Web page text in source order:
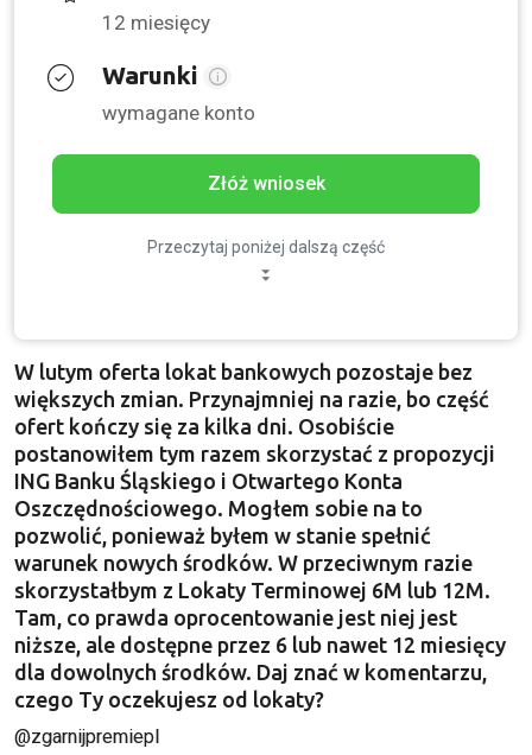
12 miesięcy
Warunki
wymagane konto
Złóż wniosek
Przeczytaj poniżej dalszą część
W lutym oferta lokat bankowych pozostaje bez
większych zmian. Przynajmniej na razie, bo część
ofert kończy się za kilka dni. Osobiście
postanowiłem tym razem skorzystać z propozycji
ING Banku Śląskiego i Otwartego Konta
Oszczędnościowego. Mogłem sobie na to
pozwolić, ponieważ byłem w stanie spełnić
warunek nowych środków. W przeciwnym razie
skorzystałbym z Lokaty Terminowej 6M lub 12M.
Tam, co prawda oprocentowanie jest niej jest
niższe, ale dostępne przez 6 lub nawet 12 miesięcy
dla dowolnych środków. Daj znać w komentarzu,
czego Ty oczekujesz od lokaty?
@zgarnijpremiepl